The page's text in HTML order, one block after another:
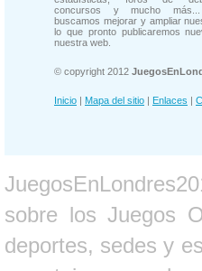
concursos y mucho más...
buscamos mejorar y ampliar
lo que pronto publicaremos
nuestra web.
© copyright 2012
Inicio | Mapa del sitio | Enlaces |
sobre los Juegos
deportes, sedes y